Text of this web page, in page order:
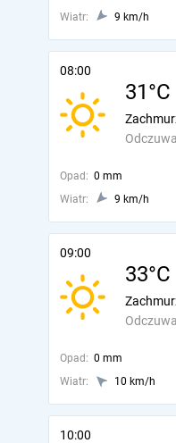
Wiatr: 9 km/h
08:00
31°C
Opad: 0 mm
Wiatr:
9 km/h
09:00
33°C
Opad: 0 mm
Wiatr:
10 km/h
10:00